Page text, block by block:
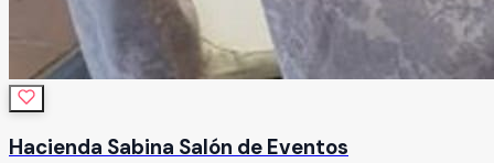
Hacienda Sabina Salón de Eventos